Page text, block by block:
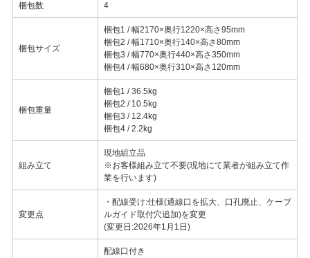
梱包数 4
梱包サイズ
梱包1 / 幅2170×奥行1220×高さ95mm
梱包2 / 幅1710×奥行140×高さ80mm
梱包3 / 幅770×奥行440×高さ350mm
梱包4 / 幅680×奥行310×高さ120mm
梱包重量
梱包1 / 36.5kg
梱包2 / 10.5kg
梱包3 / 12.4kg
梱包4 / 2.2kg
組み立て
現地組立品
※お客様組み立て不要(現地にて業者が組み立て作
業を行います)
変更点
・配線受け:仕様(通線口を拡大、口孔廃止、ケーブ
ルガイド取付穴追加)を変更
(変更日:2026年1月1日)
配線口付き